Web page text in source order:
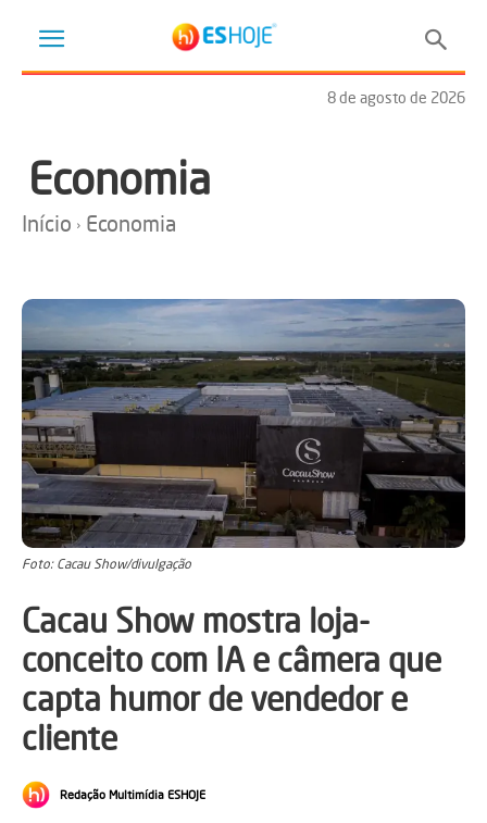
8 de agosto de 2026
Economia
Início Economia
Foto: Cacau Show/divulgação
Cacau Show mostra loja-
conceito com IA e câmera que
capta humor de vendedor e
cliente
Redação Multimídia ESHOJE